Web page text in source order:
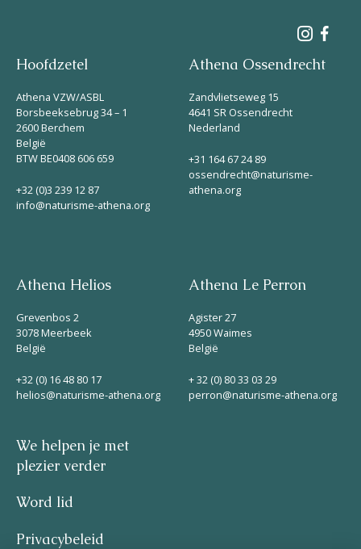
Hoofdzetel
Athena VZW/ASBL
Borsbeeksebrug 34 – 1
2600 Berchem
België
BTW BE0408 606 659
+32 (0)3 239 12 87
info@naturisme-athena.org
Athena Ossendrecht
Zandvlietseweg 15
4641 SR Ossendrecht
Nederland
+31 164 67 24 89
ossendrecht@naturisme-
athena.org
Athena Helios
Grevenbos 2
3078 Meerbeek
België
+32 (0) 16 48 80 17
helios@naturisme-athena.org
Athena Le Perron
Agister 27
4950 Waimes
België
+ 32 (0) 80 33 03 29
perron@naturisme-athena.org
We helpen je met
plezier verder
Word lid
Privacybeleid